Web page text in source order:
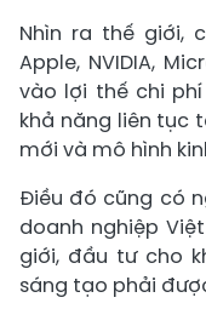
Nhìn ra thế giới,
Apple, NVIDIA,
vào lợi thế chi
khả năng liên tục
mới và mô hình
Điều đó cũng có
doanh nghiệp
giới, đầu tư cho
sáng tạo phải